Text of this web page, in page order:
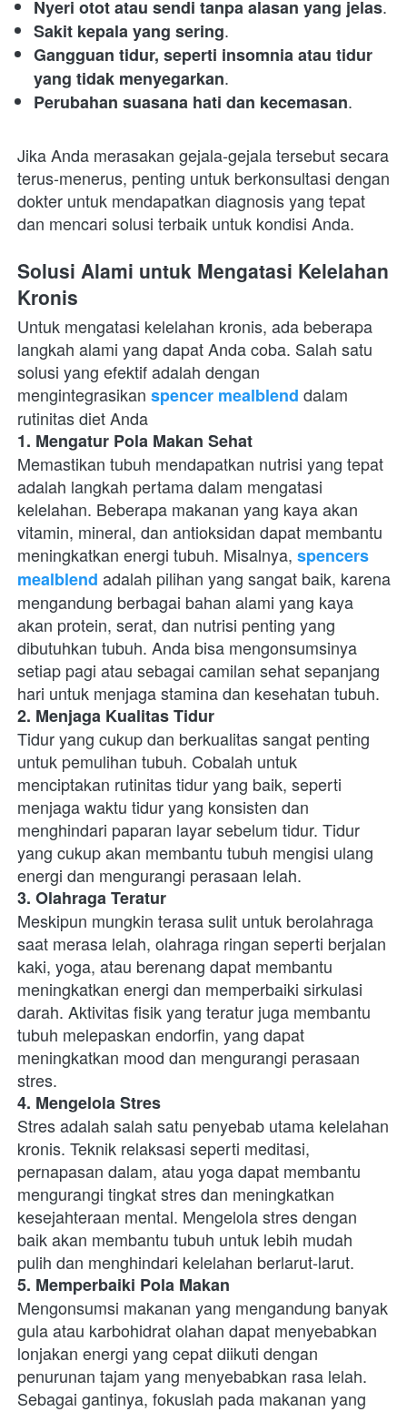
Nyeri otot atau sendi tanpa alasan yang jelas.
Sakit kepala yang sering.
Gangguan tidur, seperti insomnia atau tidur
yang tidak menyegarkan.
Perubahan suasana hati dan kecemasan.
Jika Anda merasakan gejala-gejala tersebut secara
terus-menerus, penting untuk berkonsultasi dengan
dokter untuk mendapatkan diagnosis yang tepat
dan mencari solusi terbaik untuk kondisi Anda.
Solusi Alami untuk Mengatasi Kelelahan
Kronis
Untuk mengatasi kelelahan kronis, ada beberapa
langkah alami yang dapat Anda coba. Salah satu
solusi yang efektif adalah dengan
mengintegrasikan spencer mealblend dalam
rutinitas diet Anda
1. Mengatur Pola Makan Sehat
Memastikan tubuh mendapatkan nutrisi yang tepat
adalah langkah pertama dalam mengatasi
kelelahan. Beberapa makanan yang kaya akan
vitamin, mineral, dan antioksidan dapat membantu
meningkatkan energi tubuh. Misalnya, spencers
mealblend adalah pilihan yang sangat baik, karena
mengandung berbagai bahan alami yang kaya
akan protein, serat, dan nutrisi penting yang
dibutuhkan tubuh. Anda bisa mengonsumsinya
setiap pagi atau sebagai camilan sehat sepanjang
hari untuk menjaga stamina dan kesehatan tubuh.
2. Menjaga Kualitas Tidur
Tidur yang cukup dan berkualitas sangat penting
untuk pemulihan tubuh. Cobalah untuk
menciptakan rutinitas tidur yang baik, seperti
menjaga waktu tidur yang konsisten dan
menghindari paparan layar sebelum tidur. Tidur
yang cukup akan membantu tubuh mengisi ulang
energi dan mengurangi perasaan lelah.
3. Olahraga Teratur
Meskipun mungkin terasa sulit untuk berolahraga
saat merasa lelah, olahraga ringan seperti berjalan
kaki, yoga, atau berenang dapat membantu
meningkatkan energi dan memperbaiki sirkulasi
darah. Aktivitas fisik yang teratur juga membantu
tubuh melepaskan endorfin, yang dapat
meningkatkan mood dan mengurangi perasaan
stres.
4. Mengelola Stres
Stres adalah salah satu penyebab utama kelelahan
kronis. Teknik relaksasi seperti meditasi,
pernapasan dalam, atau yoga dapat membantu
mengurangi tingkat stres dan meningkatkan
kesejahteraan mental. Mengelola stres dengan
baik akan membantu tubuh untuk lebih mudah
pulih dan menghindari kelelahan berlarut-larut.
5. Memperbaiki Pola Makan
Mengonsumsi makanan yang mengandung banyak
gula atau karbohidrat olahan dapat menyebabkan
lonjakan energi yang cepat diikuti dengan
penurunan tajam yang menyebabkan rasa lelah.
Sebagai gantinya, fokuslah pada makanan yang